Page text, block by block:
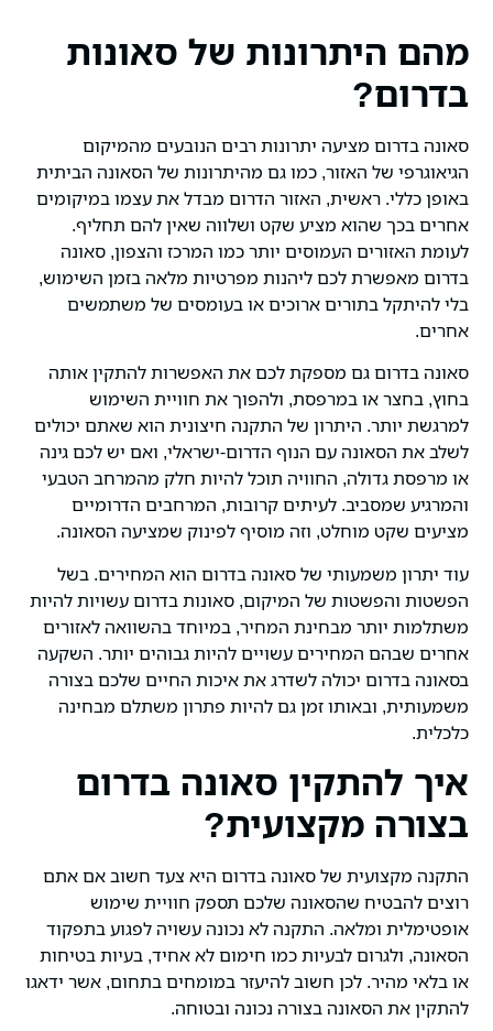
מהם היתרונות של סאונות
בדרום?
סאונה בדרום מציעה יתרונות רבים הנובעים מהמיקום
הגיאוגרפי של האזור, כמו גם מהיתרונות של הסאונה הביתית
באופן כללי. ראשית, האזור הדרום מבדל את עצמו במיקומים
אחרים בכך שהוא מציע שקט ושלווה שאין להם תחליף.
לעומת האזורים העמוסים יותר כמו המרכז והצפון, סאונה
בדרום מאפשרת לכם ליהנות מפרטיות מלאה בזמן השימוש,
בלי להיתקל בתורים ארוכים או בעומסים של משתמשים
אחרים.
סאונה בדרום גם מספקת לכם את האפשרות להתקין אותה
בחוץ, בחצר או במרפסת, ולהפוך את חוויית השימוש
למרגשת יותר. היתרון של התקנה חיצונית הוא שאתם יכולים
לשלב את הסאונה עם הנוף הדרום-ישראלי, ואם יש לכם גינה
או מרפסת גדולה, החוויה תוכל להיות חלק מהמרחב הטבעי
והמרגיע שמסביב. לעיתים קרובות, המרחבים הדרומיים
מציעים שקט מוחלט, וזה מוסיף לפינוק שמציעה הסאונה.
עוד יתרון משמעותי של סאונה בדרום הוא המחירים. בשל
הפשטות והפשטות של המיקום, סאונות בדרום עשויות להיות
משתלמות יותר מבחינת המחיר, במיוחד בהשוואה לאזורים
אחרים שבהם המחירים עשויים להיות גבוהים יותר. השקעה
בסאונה בדרום יכולה לשדרג את איכות החיים שלכם בצורה
משמעותית, ובאותו זמן גם להיות פתרון משתלם מבחינה
כלכלית.
איך להתקין סאונה בדרום
בצורה מקצועית?
התקנה מקצועית של סאונה בדרום היא צעד חשוב אם אתם
רוצים להבטיח שהסאונה שלכם תספק חוויית שימוש
אופטימלית ומלאה. התקנה לא נכונה עשויה לפגוע בתפקוד
הסאונה, ולגרום לבעיות כמו חימום לא אחיד, בעיות בטיחות
או בלאי מהיר. לכן חשוב להיעזר במומחים בתחום, אשר ידאגו
להתקין את הסאונה בצורה נכונה ובטוחה.